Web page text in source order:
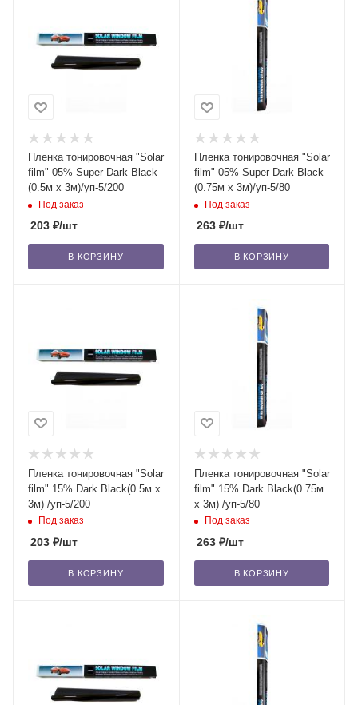
Пленка тонировочная "Solar
film" 05% Super Dark Blaсk
(0.5м x 3м)/уп-5/200
Под заказ
203 ₽/шт
В КОРЗИНУ
Пленка тонировочная "Solar
film" 05% Super Dark Blaсk
(0.75м x 3м)/уп-5/80
Под заказ
263₽/шт
В КОРЗИНУ
Пленка тонировочная "Solar
film" 15% Dark Blaсk(0.5м x
3м) /уп-5/200
Под заказ
203 ₽/шт
В КОРЗИНУ
Пленка тонировочная "Solar
film" 15% Dark Blaсk(0.75м
x 3м) /уп-5/80
Под заказ
263₽/шт
В КОРЗИНУ